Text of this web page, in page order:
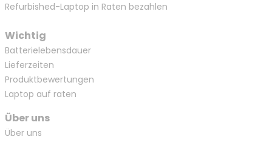
Refurbished-Laptop in Raten bezahlen
Wichtig
Batterielebensdauer
Lieferzeiten
Produktbewertungen
Laptop auf raten
Über uns
Über uns